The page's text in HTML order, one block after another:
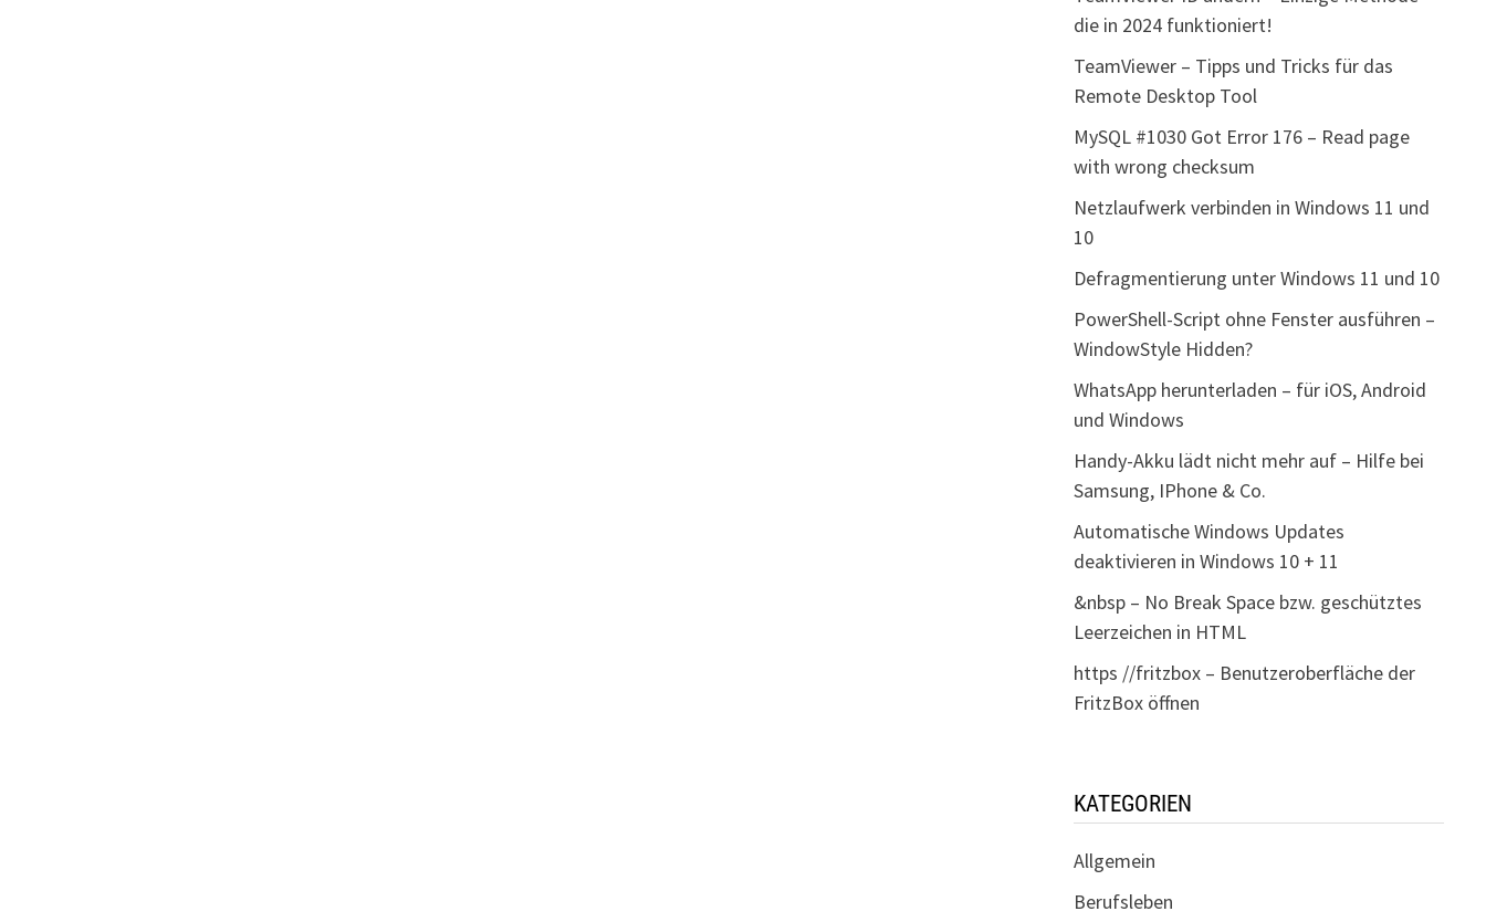
die in 2024 funktioniert!
TeamViewer – Tipps und Tricks für das
Remote Desktop Tool
MySQL #1030 Got Error 176 – Read page
with wrong checksum
Netzlaufwerk verbinden in Windows 11 und
10
Defragmentierung unter Windows 11 und 10
PowerShell-Script ohne Fenster ausführen –
WindowStyle Hidden?
WhatsApp herunterladen – für iOS, Android
und Windows
Handy-Akku lädt nicht mehr auf – Hilfe bei
Samsung, IPhone & Co.
Automatische Windows Updates
deaktivieren in Windows 10 + 11
&nbsp – No Break Space bzw. geschütztes
Leerzeichen in HTML
https //fritzbox – Benutzeroberfläche der
FritzBox öffnen
KATEGORIEN
Allgemein
Berufsleben